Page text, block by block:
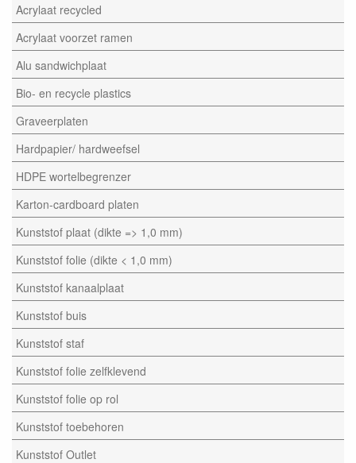
Acrylaat recycled
Acrylaat voorzet ramen
Alu sandwichplaat
Bio- en recycle plastics
Graveerplaten
Hardpapier/ hardweefsel
HDPE wortelbegrenzer
Karton-cardboard platen
Kunststof plaat (dikte => 1,0 mm)
Kunststof folie (dikte < 1,0 mm)
Kunststof kanaalplaat
Kunststof buis
Kunststof staf
Kunststof folie zelfklevend
Kunststof folie op rol
Kunststof toebehoren
Kunststof Outlet